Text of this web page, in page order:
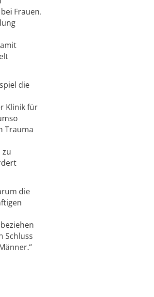
Frauen.
die
Klinik für
Trauma
zu
die
Schluss